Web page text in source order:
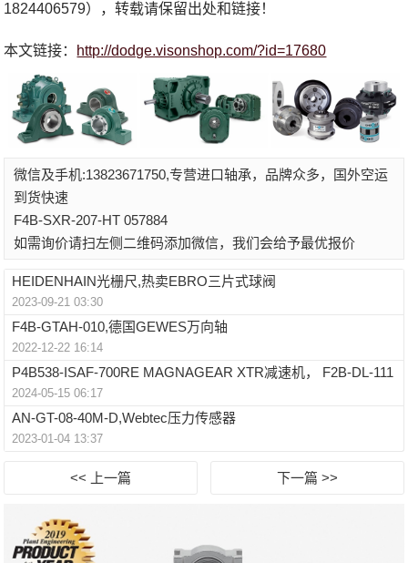
1824406579），转载请保留出处和链接！
本文链接： http://dodge.visonshop.com/?id=17680
微信及手机:13823671750,专营进口轴承，品牌众多，国外空运
到货快速
F4B-SXR-207-HT 057884
如需询价请扫左侧二维码添加微信，我们会给予最优报价
HEIDENHAIN光栅尺,热卖EBRO三片式球阀
2023-09-21 03:30
F4B-GTAH-010,德国GEWES万向轴
2022-12-22 16:14
P4B538-ISAF-700RE MAGNAGEAR XTR减速机， F2B-DL-111
2024-05-15 06:17
AN-GT-08-40M-D,Webtec压力传感器
2023-01-04 13:37
<< 上一篇 下一篇 >>